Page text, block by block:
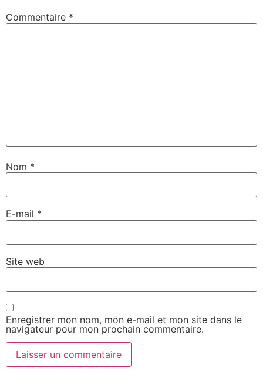
Commentaire *
Nom *
E-mail *
Site web
Enregistrer mon nom, mon e-mail et mon site dans le
navigateur pour mon prochain commentaire.